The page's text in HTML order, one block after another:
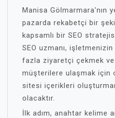
Manisa Gölmarmara'nın
pazarda rekabetçi bir
kapsamlı bir SEO
SEO uzmanı,
fazla ziyaretçi çekmek
müşterilere ulaşmak için
sitesi içerikleri
olacaktır.
İlk adım, anahtar kelime